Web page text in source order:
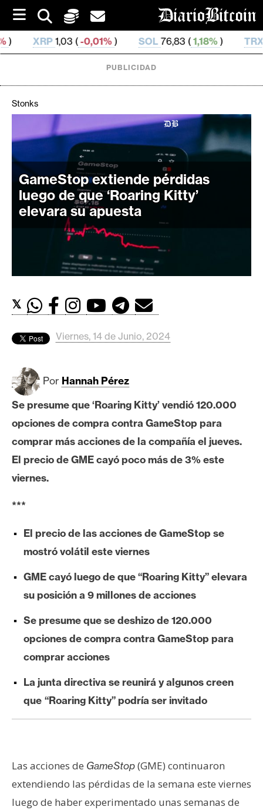
i
p
t
o
( -0,01%) SOL76,83 ( 1,18%) TRX0,329 919 (-
C
i
p
t
o
a
o
i
c
o
i
n
e
r
u
m
I
A
A
á
s
i
s
PUBLICIDAD
Stonks
GameStop extiende pérdidas
luego de que ‘Roaring Kitty’
elevara su apuesta
𝕏
Viernes, 14 de Junio, 2024
Por Hannah Pérez
Se presume que ‘Roaring Kitty’ vendió120.000
opciones de compra contra GameStop para
comprar más acciones de la compañía el jueves.
El precio de GME cayó poco más de 3% este
viernes.
***
El precio de las acciones de GameStop se
mostró volátil este viernes
GME cayó luego de que “Roaring Kitty” elevara
su posición a 9 millones de acciones
Se presume que se deshizo de120.000
opciones de compra contra GameStop para
comprar acciones
La junta directiva se reunirá y algunos creen
que “Roaring Kitty” podría ser invitado
Las acciones de GameStop(GME) continuaron
extendiendo las pérdidas de la semana este viernes
luego de haber experimentado unas semanas de